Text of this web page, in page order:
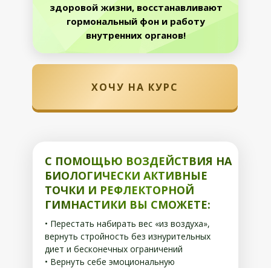
ХОЧУ НА КУРС
здоровой жизни, восстанавливают
гормональный фон и работу
внутренних органов!
С ПОМОЩЬЮ ВОЗДЕЙСТВИЯ НА
БИОЛОГИЧЕСКИ АКТИВНЫЕ
ТОЧКИ И РЕФЛЕКТОРНОЙ
ГИМНАСТИКИ ВЫ СМОЖЕТЕ:
• Перестать набирать вес «из воздуха»,
вернуть стройность без изнурительных
диет и бесконечных ограничений
• Вернуть себе эмоциональную